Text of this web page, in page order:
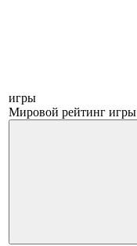
игры
Мировой рейтинг игры